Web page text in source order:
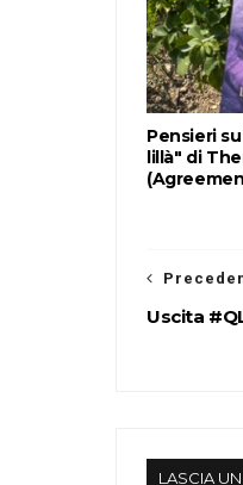
Pensieri
lillà" di
Uscita
LASCIA